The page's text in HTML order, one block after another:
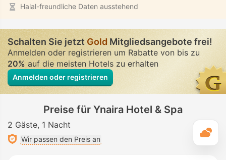
Halal-freundliche Daten ausstehend
Schalten Sie jetztGold Mitgliedsangebote frei!
Anmelden oder registrieren um Rabatte von bis zu
20%auf die meisten Hotels zu erhalten
Anmelden oder registrieren
Preise für Ynaira Hotel & Spa
2 Gäste 1 Nacht
Wir passen den Preis an